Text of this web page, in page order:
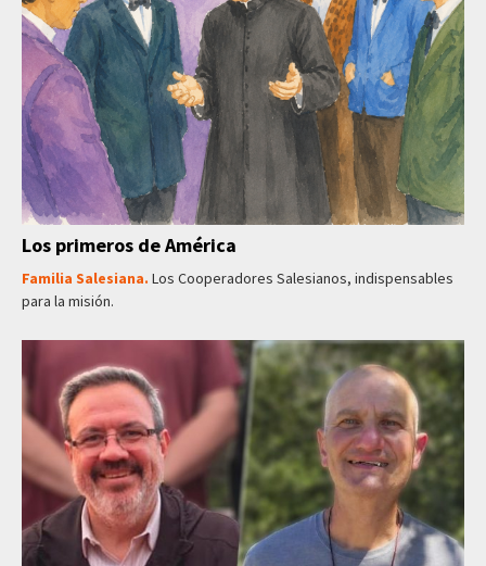
Los primeros de América
Familia Salesiana. Los Cooperadores Salesianos, indispensables
para la misión.